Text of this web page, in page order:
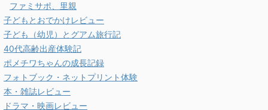
ファミサポ、里親
子どもとおでかけレビュー
子ども（幼児）とグアム旅行記
40代高齢出産体験記
ポメチワちゃんの成長記録
フォトブック・ネットプリント体験
本・雑誌レビュー
ドラマ・映画レビュー